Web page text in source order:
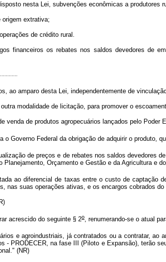
nesta Lei, subvenções econômicas a produtores
origem extrativa;
de crédito rural.
financeiros os rebates nos saldos devedores de
ao amparo desta Lei, independentemente de
modalidade de licitação, para promover o
venda de produtos agropecuários lançados pelo
Governo Federal da obrigação de adquirir o produto,
de preços e de rebates nos saldos devedores
Orçamento e Gestão e da Agricultura e
ao diferencial de taxas entre o custo de captação
suas operações ativas, e os encargos cobrados do
acrescido do seguinte § 2o , renumerando-se o atual
e agroindustriais, já contratados ou a contratar, ao
- PRODECER, na fase III (Piloto e Expansão), terão
(NR)